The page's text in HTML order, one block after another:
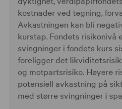
kostnader ved tegning,
Avkastningen kan bli
kurstap. Fondets risikonivå
svingninger i fondets kurs
foreligger det
og motpartsrisiko. Høyere
potensiell avkastning på
med større svingninger i